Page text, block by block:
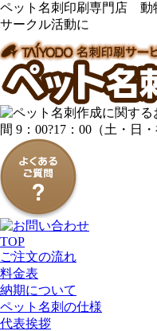
ペット名刺印刷専門店 動
サークル活動に
TOP
ご注文の流れ
料金表
納期について
ペット名刺の仕様
代表挨拶